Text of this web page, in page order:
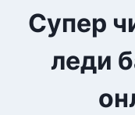
Супер
леди